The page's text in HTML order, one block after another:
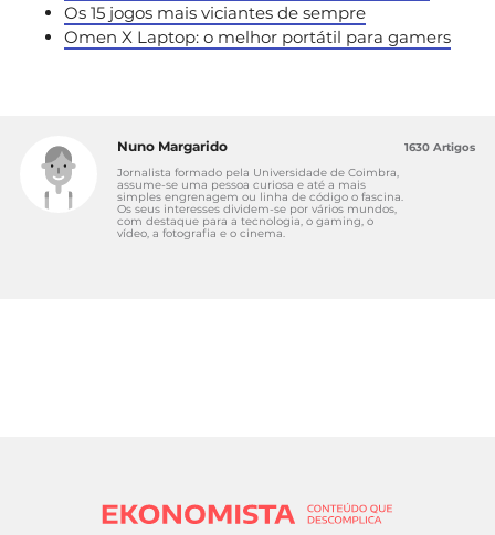
Os 15 jogos mais viciantes de sempre
Omen X Laptop: o melhor portátil para gamers
Nuno Margarido
Jornalista formado pela Universidade de Coimbra,
assume-se uma pessoa curiosa e até a mais
simples engrenagem ou linha de código o fascina.
Os seus interesses dividem-se por vários mundos,
com destaque para a tecnologia, o gaming, o
vídeo, a fotografia e o cinema.
1630 Artigos